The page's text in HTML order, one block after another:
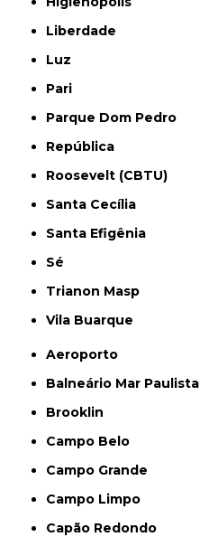
Liberdade
Luz
Pari
Parque Dom Pedro
República
Roosevelt (CBTU)
Santa Cecília
Santa Efigênia
Sé
Trianon Masp
Vila Buarque
Aeroporto
Balneário Mar Paulista
Brooklin
Campo Belo
Campo Grande
Campo Limpo
Capão Redondo